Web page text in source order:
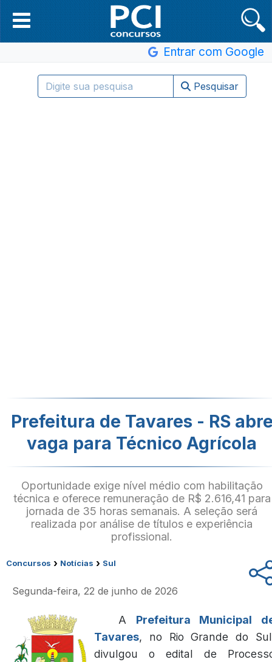
Entrar com Google
Pesquisar
Prefeitura de Tavares - RS
vaga para Técnico Agrícola
Oportunidade exige nível médio com habilitação
técnica e oferece remuneração de R$ 2.616,41 para
jornada de 35 horas semanais. A seleção será
realizada por análise de títulos e experiência
profissional.
Concursos › Notícias › Sul
Segunda-feira, 22 de junho de 2026
A Prefeitura Municipal
Tavares, no Rio Grande do
divulgou o edital de